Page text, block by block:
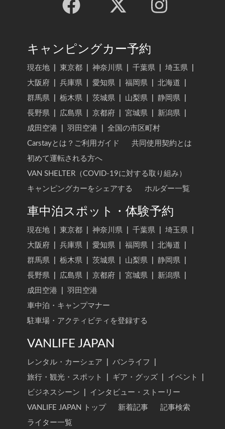
キャンピングカー予約
現在地 東京都 神奈川県 千葉県 埼玉県
大阪府
兵庫県 愛知県 福岡県 北海道
群馬県
栃木県 茨城県 山梨県 静岡県
長野県
広島県 京都府 宮城県 新潟県
成田空港
羽田空港
全国の市区町村
Carstayとは？ご利用ガイド
共同使用契約とは
初めて運転される方へ
VAN SHELTER（COVID-19に対する取り組み）
キャンピングカーをシェアする
ホルダー一覧
車中泊スポット・体験予約
現在地 東京都 神奈川県 千葉県 埼玉県
大阪府
兵庫県 愛知県 福岡県 北海道
群馬県
栃木県 茨城県 山梨県 静岡県
長野県
広島県 京都府 宮城県 新潟県
成田空港
羽田空港
車中泊・キャンプマナー
駐車場・アクティビティを登録する
VANLIFE JAPAN
レンタル・カーシェア バンライフ
旅行・観光・スポット
ギア・グッズ イベント
ビジネスシーン
インタビュー・ストーリー
VANLIFE JAPAN トップ
新着記事
記事検索
ライター一覧